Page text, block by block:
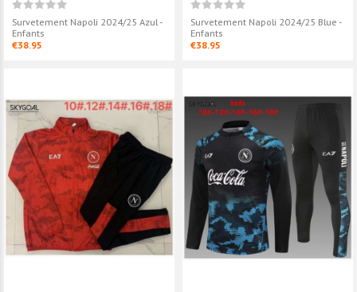
Survetement Napoli 2024/25 Azul -
Enfants
€38.95
Survetement Napoli 2024/25 Blue -
Enfants
€38.95